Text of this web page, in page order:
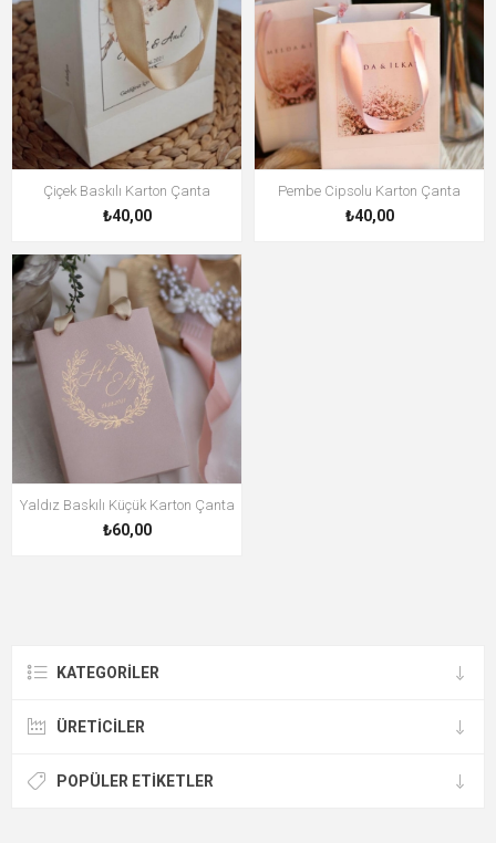
Çiçek Baskılı Karton Çanta
₺40,00
Pembe Cipsolu Karton Çanta
₺40,00
Yaldız Baskılı Küçük Karton Çanta
₺60,00
KATEGORILER
ÜRETICILER
POPÜLER ETIKETLER